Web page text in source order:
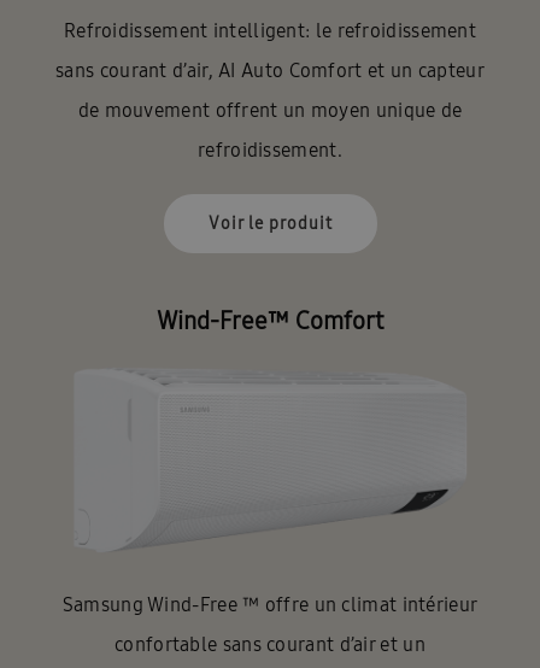
Refroidissement intelligent: le refroidissement
sans courant d’air, AI Auto Comfort et un capteur
de mouvement offrent un moyen unique de
refroidissement.
Voir le produit
Wind-Free™ Comfort
Samsung Wind-Free ™ offre un climat intérieur
confortable sans courant d’air et un